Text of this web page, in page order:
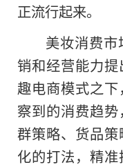
正流行起来。
美妆消费
销和经营能力
趣电商模式之
察到的消费趋
群策略、货品
化的打法，精